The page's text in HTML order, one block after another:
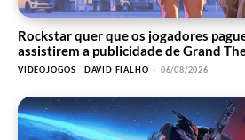
Rockstar quer que os jogadores
assistirem a publicidade de Grand
VIDEOJOGOS DAVID FIALHO - 06/08/2026